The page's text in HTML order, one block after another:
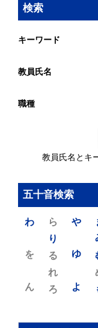
検索
キーワード
教員氏名
職種
教員氏名とキ
五十音検索
や
ゆ
よ
ら
り
る
れ
ろ
わ
を
ん